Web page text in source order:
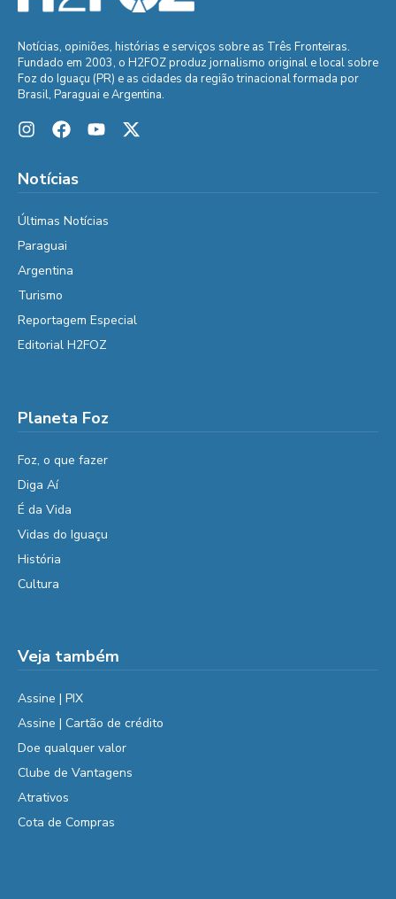
Notícias, opiniões, histórias e serviços sobre as Três Fronteiras.
Fundado em 2003, o H2FOZ produz jornalismo original e local sobre
Foz do Iguaçu (PR) e as cidades da região trinacional formada por
Brasil, Paraguai e Argentina.
Notícias
Últimas Notícias
Paraguai
Argentina
Turismo
Reportagem Especial
Editorial H2FOZ
Planeta Foz
Foz, o que fazer
Diga Aí
É da Vida
Vidas do Iguaçu
História
Cultura
Veja também
Assine | PIX
Assine | Cartão de crédito
Doe qualquer valor
Clube de Vantagens
Atrativos
Cota de Compras